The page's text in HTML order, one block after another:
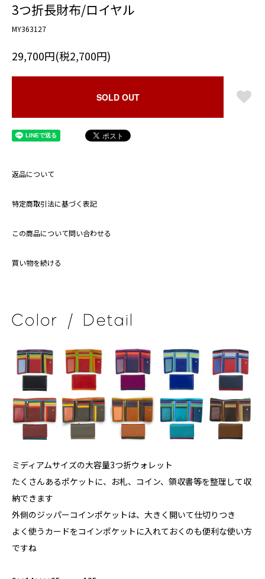
3つ折長財布/ロイヤル
MY363127
29,700円(税2,700円)
SOLD OUT
返品について
特定商取引法に基づく表記
この商品について問い合わせる
買い物を続ける
ミディアムサイズの大容量3つ折ウォレット
たくさんあるポケットに、お札、コイン、領収書等を整理して収
納できます
外側のジッパーコインポケットは、大きく開いて仕切りつき
よく使うカードをコインポケットに入れておくのも便利な使い方
ですね